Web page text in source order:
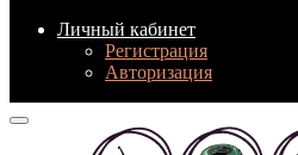
Личный кабинет
Регистрация
Авторизация